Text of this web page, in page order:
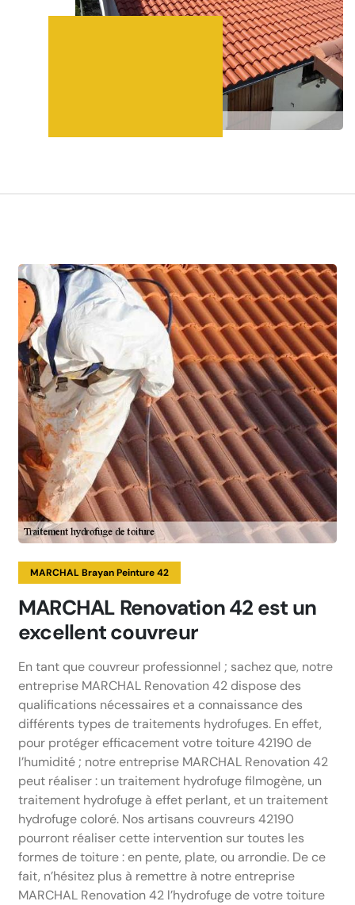
MARCHAL Brayan Peinture 42
MARCHAL Renovation 42 est un
excellent couvreur
En tant que couvreur professionnel ; sachez que, notre
entreprise MARCHAL Renovation 42 dispose des
qualifications nécessaires et a connaissance des
différents types de traitements hydrofuges. En effet,
pour protéger efficacement votre toiture 42190 de
l’humidité ; notre entreprise MARCHAL Renovation 42
peut réaliser : un traitement hydrofuge filmogène, un
traitement hydrofuge à effet perlant, et un traitement
hydrofuge coloré. Nos artisans couvreurs 42190
pourront réaliser cette intervention sur toutes les
formes de toiture : en pente, plate, ou arrondie. De ce
fait, n’hésitez plus à remettre à notre entreprise
MARCHAL Renovation 42 l’hydrofuge de votre toiture